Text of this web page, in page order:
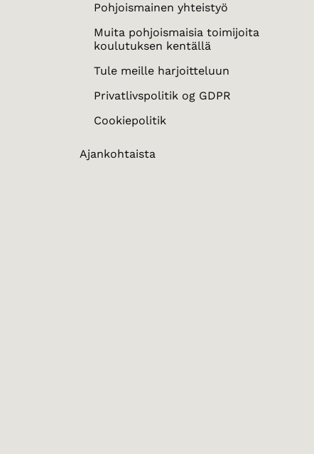
Pohjoismainen yhteistyö
Muita pohjoismaisia toimijoita
koulutuksen kentällä
Tule meille harjoitteluun
Privatlivspolitik og GDPR
Cookiepolitik
Ajankohtaista